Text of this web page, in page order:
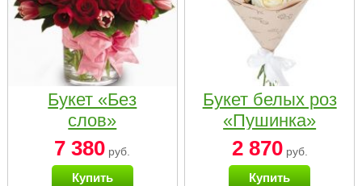
Букет «Без
слов»
7 380 руб.
Купить
Букет белых роз
«Пушинка»
2 870руб.
Купить